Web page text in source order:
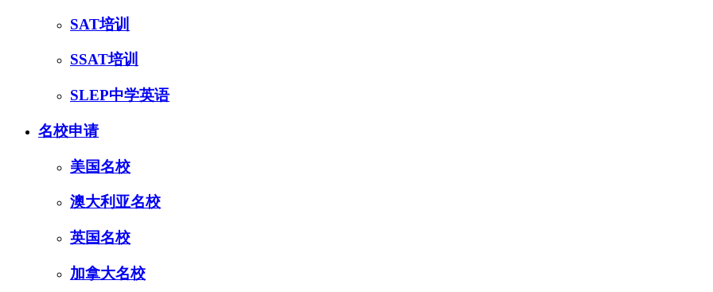
SAT培训
SSAT培训
SLEP中学英语
名校申请
美国名校
澳大利亚名校
英国名校
加拿大名校